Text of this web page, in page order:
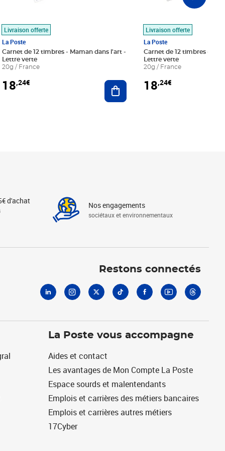
au panier
Livraison offerte
La Poste
Carnet de 12 timbres - Maman dans l'art -
Lettre verte
20g / France
18,24€ Ajouter au panier
Livraison offerte
La Poste
Carnet de 12 timbres - Le
Lettre verte
20g / France
18,24€
d'achat Nos engagements
sociétaux et environnementaux
Restons connectés
La Poste vous accompagne
Aides et contact
Les avantages de Mon Compte La Poste
Espace sourds et malentendants
Emplois et carrières des métiers bancaires
Emplois et carrières autres métiers
17Cyber